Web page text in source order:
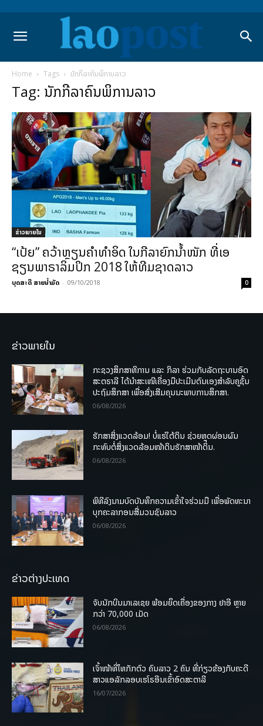
Home Tags ນັກກີລາຄົນພິການລາວ
Tag: ນັກກີລາຄົນພິການລາວ
ຂ່າວພາຍ​ໃນ
“ເປ້ຍ” ຄວ້າຫຼຽນຄຳທຳອິດ ໃນກີລາຍົກນ້ຳໜັກ ທີ່ເອ​
ຊຽນ​ພາ​ຣາ​ລິມປິກ 2018 ໃຫ້ທີມຊາດລາວ
ບຸດສະດີ ສາຍນ້ຳມັດ - 09/10/2018 0
ຂ່າວພາຍໃນ
ກະຊວງສຶກສາທິການ ແລະ ກິລາ ຮ່ວມກັບລັດຖະບານອົດ
ສະຕຣາລີ ໄດ້ນຳສະເໜີເຄື່ອງມືປະເມີນຕົນເອງສຳລັບຄູຊັ້ນ
ປະຖົມສຶກສາ ເພື່ອສົ່ງເສີມຄຸນນະພາບການສຶກສາ.
06/08/2026
ຮັກສາສິ່ງແວດລ້ອມ! ບໍ່ແຮ່ໃຕ້ດິນ ຊ່ວຍຫຼຸດຜ່ອນຜົນ
ກະທົບຕໍ່ສິ່ງແວດລ້ອມໜ້າດິນຮັກສາໜ້າດິນ.
06/08/2026
ພິທີລົງນາມບົດບັນທຶກຄວາມເຂົ້າໃຈຮ່ວມມື ເພື່ອພັດທະນາ
ບຸກຄະລາກອນສື່ມວນຊົນລາວ
06/08/2026
ຂ່າວຕ່າງປະເທດ
ຈັບນັກບິນມາເລເຊຍ ພ້ອມຍຶດເຄື່ອງຂອງກາງ ຢາອີ ຫຼາຍ
ກວ່າ 70,000 ເມັດ
06/08/2026
ເຈົ້າໜ້າທີ່ໄທກັກຕົວ ຄົນລາວ 2 ຄົນ ທີ່ກ່ຽວຂ້ອງກັບຄະດີ
ສາວແອລັກລອບເຮໂຣອີນເຂົ້າອົດສະຕາລີ
16/07/2026